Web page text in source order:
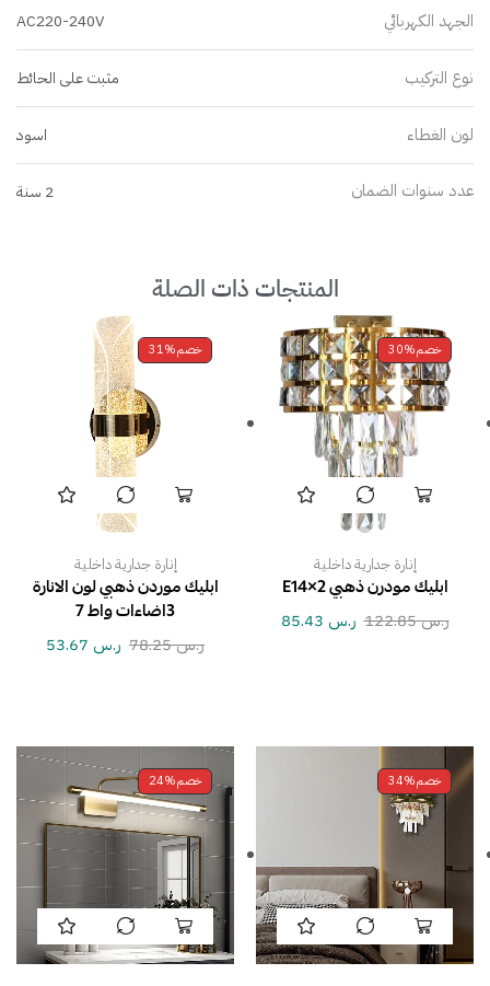
الجهد الكهربائي AC220-240V
نوع التركيب مثبت على الحائط
لون الغطاء اسود
عدد سنوات الضمان 2 سنة
المنتجات ذات الصلة
خصم30%
إنارة جدارية داخلية
ابليك مودرن ذهبي E14×2
ر.س122.85 ر.س
خصم31%
إنارة جدارية داخلية
ابليك موردن ذهبي لون الانارة
3اضاءات واط 7
ر.س78.25 ر.س
خصم34% خصم24%